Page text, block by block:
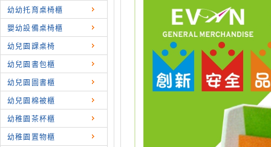
幼幼托育桌椅櫃
嬰幼設備桌椅櫃
幼兒園課桌椅
幼兒園書包櫃
幼兒園圖書櫃
幼兒園棉被櫃
幼稚園茶杯櫃
幼稚園置物櫃